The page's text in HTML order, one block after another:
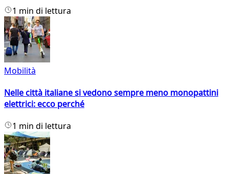
1 min di lettura
Mobilità
Nelle città italiane si vedono sempre meno monopattini
elettrici: ecco perché
1 min di lettura